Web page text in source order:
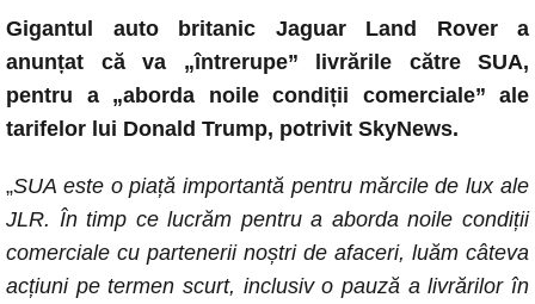
c
e
b
o
k
at
s
A
p
ss
e
n
er
p
y
Li
k
ail
Gigantul auto britanic Jaguar Land Rover a
anunțat că va „întrerupe” livrările către SUA,
pentru a „aborda noile condiții comerciale” ale
tarifelor lui Donald Trump, potrivit SkyNews.
„SUA este o piață importantă pentru mărcile de lux ale
JLR. În timp ce lucrăm pentru a aborda noile condiții
comerciale cu partenerii noștri de afaceri, luăm câteva
acțiuni pe termen scurt, inclusiv o pauză a livrărilor în